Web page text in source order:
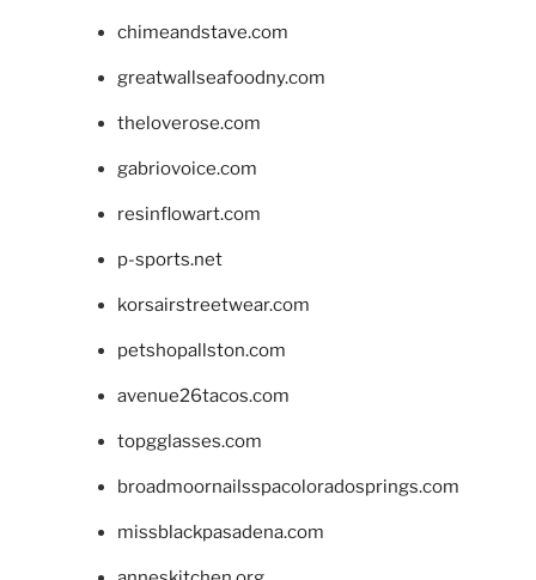
chimeandstave.com
greatwallseafoodny.com
theloverose.com
gabriovoice.com
resinflowart.com
p-sports.net
korsairstreetwear.com
petshopallston.com
avenue26tacos.com
topgglasses.com
broadmoornailsspacoloradosprings.com
missblackpasadena.com